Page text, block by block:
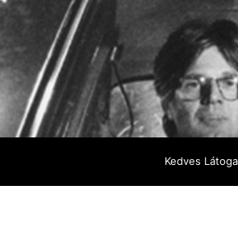
Kedves